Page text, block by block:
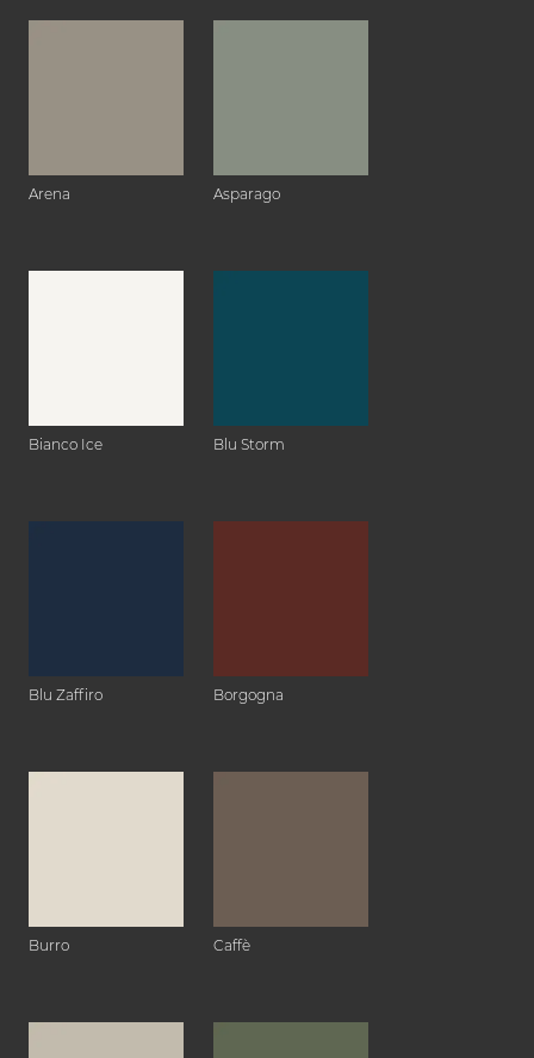
Arena Asparago
Bianco Ice Blu Storm
Blu Zaffiro Borgogna
Burro Caffè